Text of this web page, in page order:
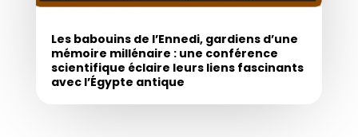
Les babouins de l’Ennedi, gardiens d’une
mémoire millénaire : une conférence
scientifique éclaire leurs liens fascinants
avec l’Égypte antique